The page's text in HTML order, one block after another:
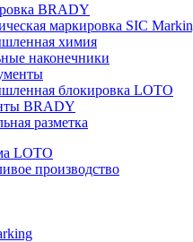
BRADY
маркировка SIC
химия
наконечники
блокировка LOTO
BRADY
разметка
LOTO
производство